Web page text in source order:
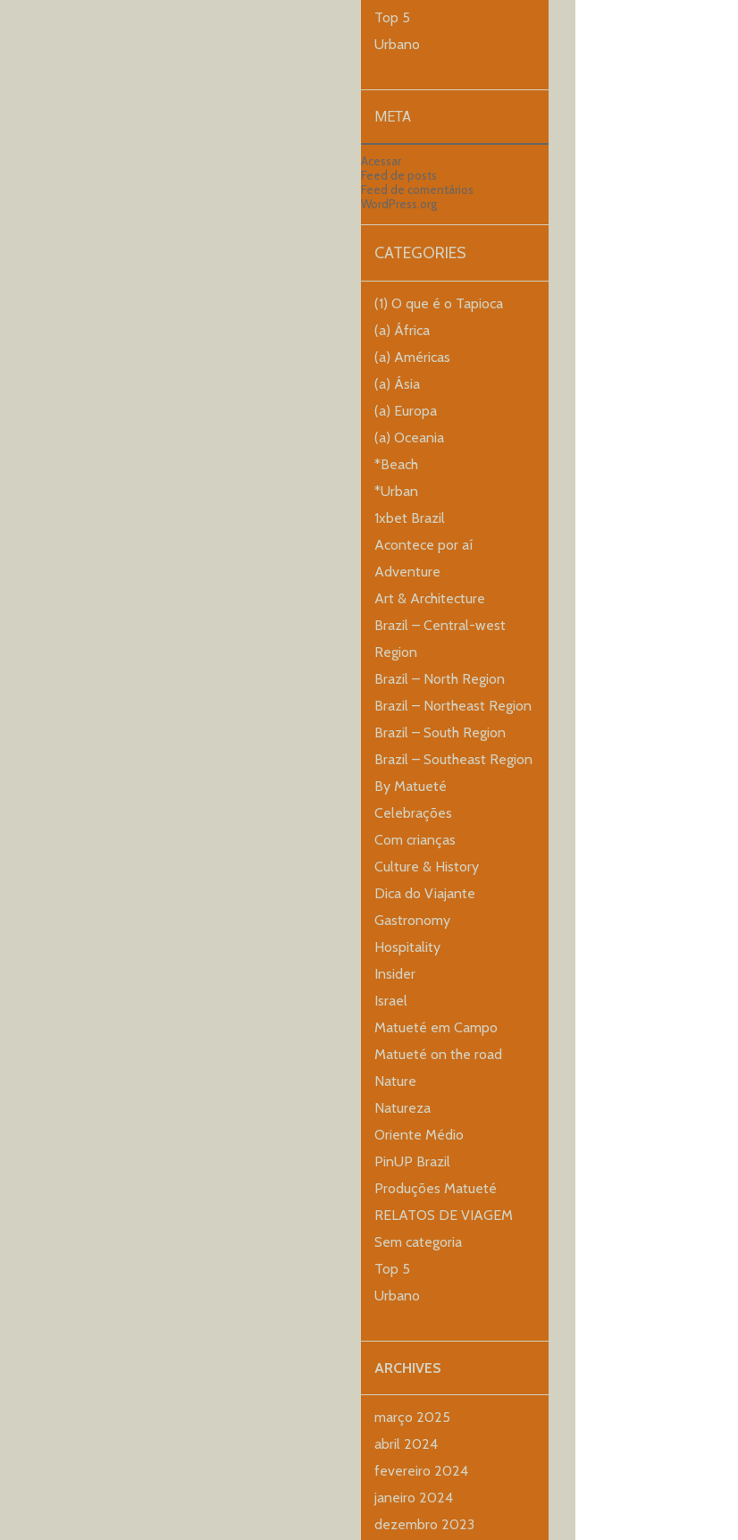
Top 5
Urbano
META
Acessar
Feed de posts
Feed de comentários
WordPress.org
CATEGORIES
(1) O que é o Tapioca
(a) África
(a) Américas
(a) Ásia
(a) Europa
(a) Oceania
*Beach
*Urban
1xbet Brazil
Acontece por aí
Adventure
Art & Architecture
Brazil – Central-west
Region
Brazil – North Region
Brazil – Northeast Region
Brazil – South Region
Brazil – Southeast Region
By Matueté
Celebrações
Com crianças
Culture & History
Dica do Viajante
Gastronomy
Hospitality
Insider
Israel
Matueté em Campo
Matueté on the road
Nature
Natureza
Oriente Médio
PinUP Brazil
Produções Matueté
RELATOS DE VIAGEM
Sem categoria
Top 5
Urbano
ARCHIVES
março 2025
abril 2024
fevereiro 2024
janeiro 2024
dezembro 2023